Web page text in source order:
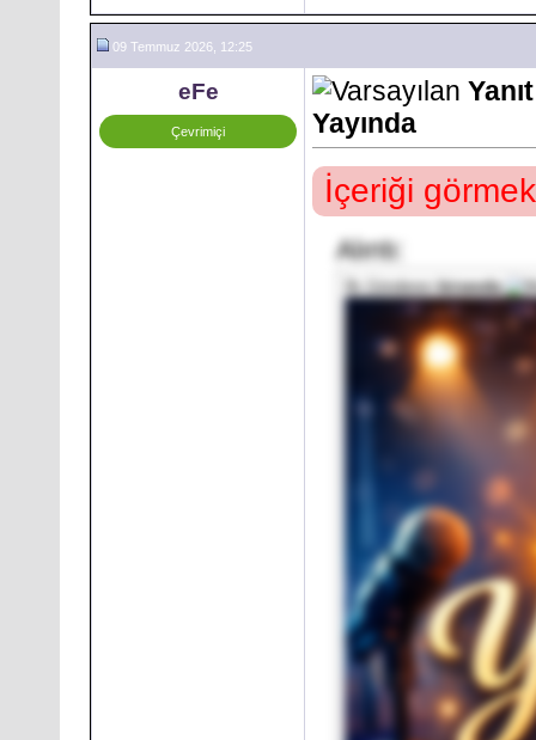
09 Temmuz 2026, 12:25
eFe
Çevrimiçi
Yayında
İçeriği
Alıntı:
İlk Gönderenbirsevda